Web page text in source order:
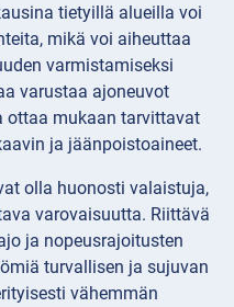
tietyillä alueilla voi
mikä voi aiheuttaa
varmistamiseksi
varustaa ajoneuvot
ottaa mukaan tarvittavat
ja jäänpoistoaineet.
olla huonosti valaistuja,
varovaisuutta. Riittävä
ja nopeusrajoitusten
turvallisen ja sujuvan
vähemmän